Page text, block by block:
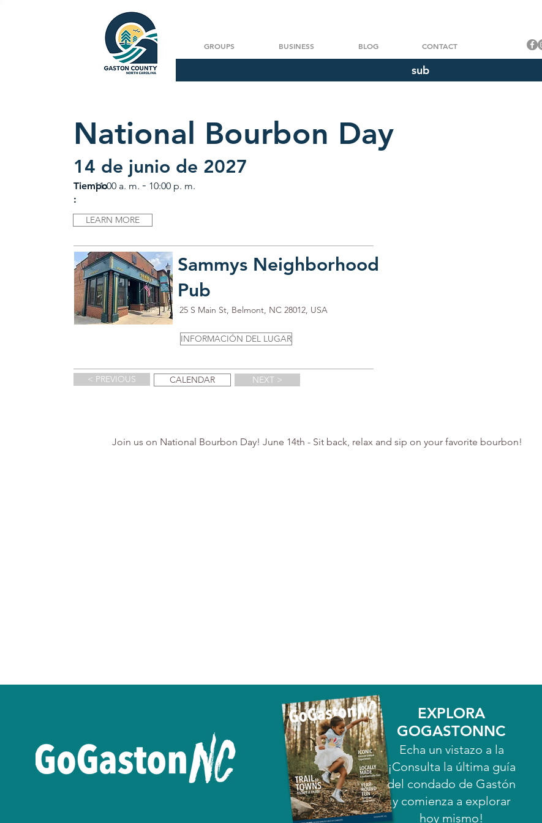
GROUPS BUSINESS BLOG CONTACT
sub
National Bourbon Day
14 de junio de 2027
Tiempo
:
11:00 a. m. - 10:00 p. m.
LEARN MORE
Sammys Neighborhood
Pub
25 S Main St, Belmont, NC 28012, USA
INFORMACIÓN DEL LUGAR
< PREVIOUS CALENDAR NEXT >
Join us on National Bourbon Day! June 14th - Sit back, relax and sip on your favorite bourbon!
EXPLORA
GOGASTONNC
Echa un vistazo a la
¡Consulta la última guía
del condado de Gastón
y comienza a explorar
hoy mismo!